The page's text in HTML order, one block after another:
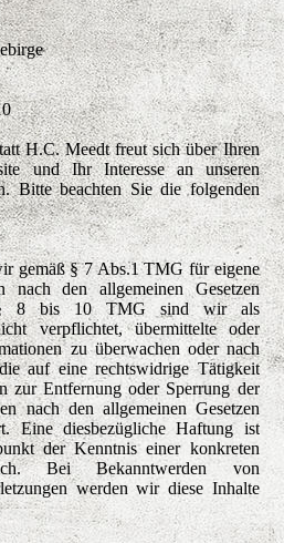
H.C. Meedt freut sich über Ihren
und Ihr Interesse an unseren
Bitte beachten Sie die folgenden
gemäß § 7 Abs.1 TMG für eigene
nach den allgemeinen Gesetzen
8 bis 10 TMG sind wir als
verpflichtet, übermittelte oder
zu überwachen oder nach
auf eine rechtswidrige Tätigkeit
zur Entfernung oder Sperrung der
nach den allgemeinen Gesetzen
Eine diesbezügliche Haftung ist
der Kenntnis einer konkreten
Bei Bekanntwerden von
werden wir diese Inhalte